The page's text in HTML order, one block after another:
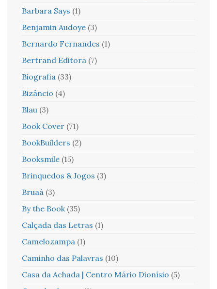
Barbara Says (1)
Benjamin Audoye (3)
Bernardo Fernandes (1)
Bertrand Editora (7)
Biografia (33)
Bizâncio (4)
Blau (3)
Book Cover (71)
BookBuilders (2)
Booksmile (15)
Brinquedos & Jogos (3)
Bruaá (3)
By the Book (35)
Calçada das Letras (1)
Camelozampa (1)
Caminho das Palavras (10)
Casa da Achada | Centro Mário Dionísio (5)